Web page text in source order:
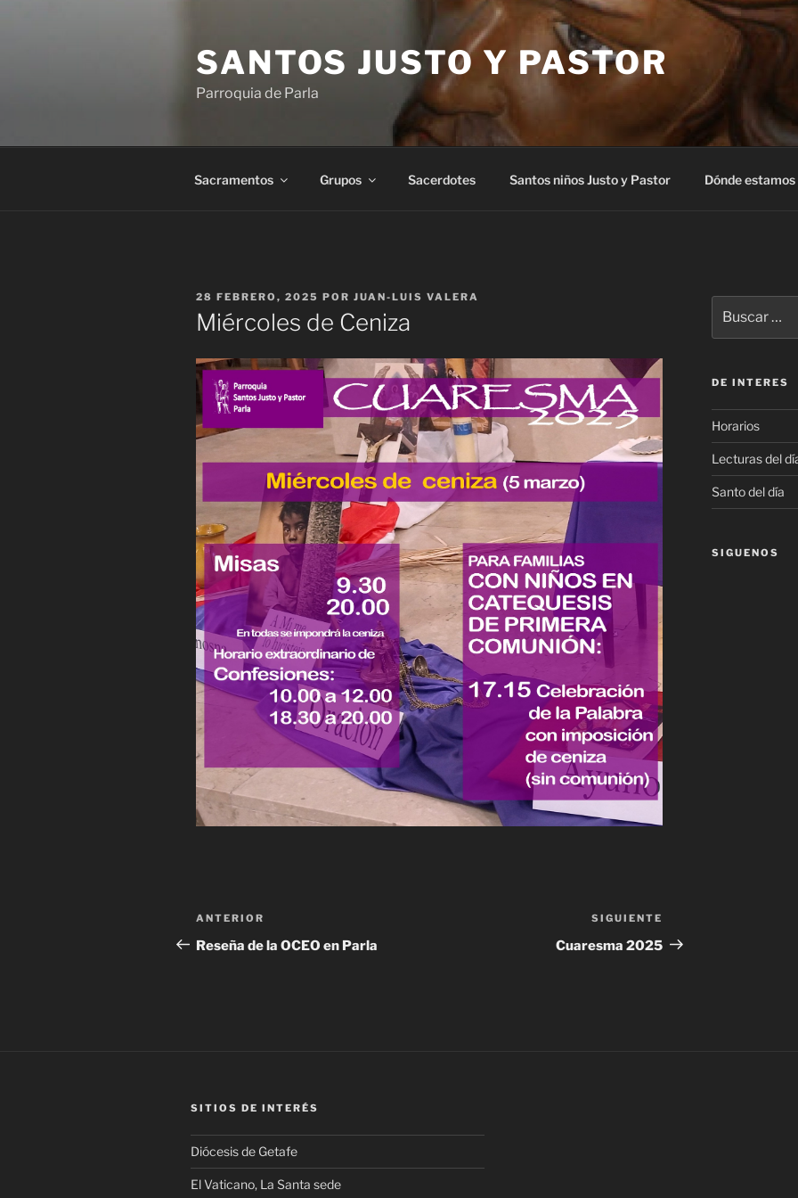
SANTOS JUSTO Y PASTOR
Parroquia de Parla
Sacramentos Grupos Sacerdotes Santos niños Justo y Pastor Dónde estamos
PUBLICADO
EL
28 FEBRERO, 2025 POR JUAN-LUIS VALERA
Miércoles de Ceniza
Navegación
de
Entrada
anterior:
ANTERIOR
Reseña de la OCEO en Parla
entrada
SIGUIENTE
Cuaresma 2025
por:
DE INTERES
Horarios
Lecturas del
Santo del día
SIGUENOS
SITIOS DE INTERÉS
Diócesis de Getafe
El Vaticano, La Santa sede